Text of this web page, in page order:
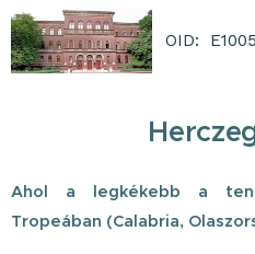
OID:
Ahol a legkékebb a
Tropeában (Calabria,